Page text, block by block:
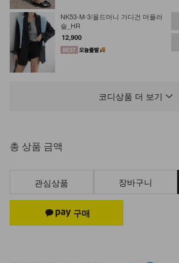
NK53-M-3/올드머니 가디건 머플러
숄_HR
12,900
NK13-T-53/아엘 베스트
24,900
NK21-P-8/닉스 치마바지
25,900
12,900
코디상품 더 보기
총 상품 금액
관심상품 장바구니